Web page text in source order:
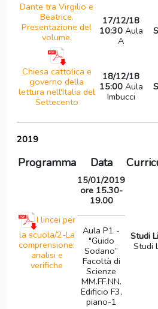
Dante tra Virgilio e
Beatrice.
Presentazione del
volume.
17/12/18
10:30 Aula
A
Chiesa cattolica e
governo della
lettura nell'Italia del
Settecento
18/12/18
15:00 Aula
Imbucci
2019
Programma Data
I lincei per
la scuola/2-La
comprensione:
analisi e
verifiche
15/01/2019
ore 15.30-
19.00
Aula P1 -
"Guido
Sodano”
Facoltà di
Scienze
MM.FF.NN.
Edificio F3,
piano-1
Studi
Studi